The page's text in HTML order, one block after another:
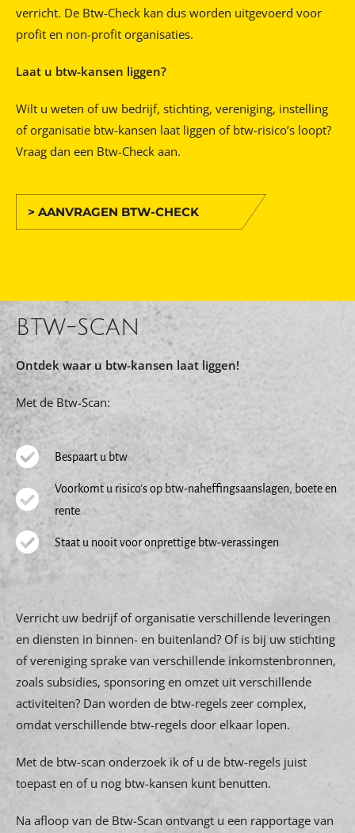
verricht. De Btw-Check kan dus worden uitgevoerd voor
profit en non-profit organisaties.
Laat u btw-kansen liggen?
Wilt u weten of uw bedrijf, stichting, vereniging, instelling
of organisatie btw-kansen laat liggen of btw-risico’s loopt?
Vraag dan een Btw-Check aan.
> AANVRAGEN BTW-CHECK
BTW-SCAN
Ontdek waar u btw-kansen laat liggen!
Met de Btw-Scan:
Bespaart u btw
Voorkomt u risico's op btw-naheffingsaanslagen, boete en
rente
Staat u nooit voor onprettige btw-verassingen
Verricht uw bedrijf of organisatie verschillende leveringen
en diensten in binnen- en buitenland? Of is bij uw stichting
of vereniging sprake van verschillende inkomstenbronnen,
zoals subsidies, sponsoring en omzet uit verschillende
activiteiten? Dan worden de btw-regels zeer complex,
omdat verschillende btw-regels door elkaar lopen.
Met de btw-scan onderzoek ik of u de btw-regels juist
toepast en of u nog btw-kansen kunt benutten.
Na afloop van de Btw-Scan ontvangt u een rapportage van